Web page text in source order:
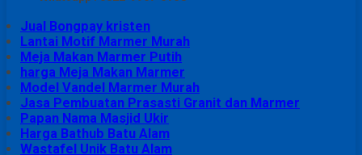
Jual Bongpay kristen
Lantai Motif Marmer Murah
Meja Makan Marmer Putih
harga Meja Makan Marmer
Model Vandel Marmer Murah
Jasa Pembuatan Prasasti Granit dan Marmer
Papan Nama Masjid Ukir
Harga Bathub Batu Alam
Wastafel Unik Batu Alam